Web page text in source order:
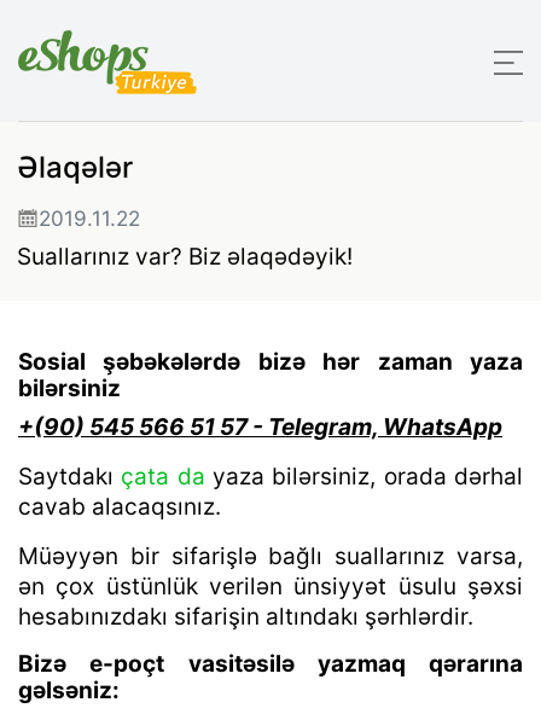
Əlaqələr
2019.11.22
Suallarınız var? Biz əlaqədəyik!
Sosial şəbəkələrdə bizə hər zaman yaza
bilərsiniz
+(90) 545 566 51 57 - Telegram, WhatsApp
Saytdakı çata da yaza bilərsiniz, orada dərhal
cavab alacaqsınız.
Müəyyən bir sifarişlə bağlı suallarınız varsa,
ən çox üstünlük verilən ünsiyyət üsulu şəxsi
hesabınızdakı sifarişin altındakı şərhlərdir.
Bizə e-poçt vasitəsilə yazmaq qərarına
gəlsəniz: